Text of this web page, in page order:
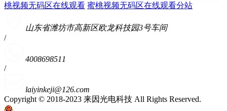
桃视频无码区在线观看 蜜桃视频无码区在线观看分站
山东省潍坊市高新区欧龙科技园3号车间
/
4008698511
/
laiyinkeji@126.com
Copyright © 2018-2023 来因光电科技 All Rights Reserved.